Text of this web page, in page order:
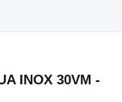
INOX 30VM -